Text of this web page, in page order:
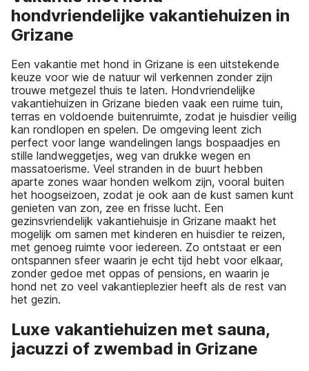
hondvriendelijke vakantiehuizen in
Grizane
Een vakantie met hond in Grizane is een uitstekende
keuze voor wie de natuur wil verkennen zonder zijn
trouwe metgezel thuis te laten. Hondvriendelijke
vakantiehuizen in Grizane bieden vaak een ruime tuin,
terras en voldoende buitenruimte, zodat je huisdier veilig
kan rondlopen en spelen. De omgeving leent zich
perfect voor lange wandelingen langs bospaadjes en
stille landweggetjes, weg van drukke wegen en
massatoerisme. Veel stranden in de buurt hebben
aparte zones waar honden welkom zijn, vooral buiten
het hoogseizoen, zodat je ook aan de kust samen kunt
genieten van zon, zee en frisse lucht. Een
gezinsvriendelijk vakantiehuisje in Grizane maakt het
mogelijk om samen met kinderen en huisdier te reizen,
met genoeg ruimte voor iedereen. Zo ontstaat er een
ontspannen sfeer waarin je echt tijd hebt voor elkaar,
zonder gedoe met oppas of pensions, en waarin je
hond net zo veel vakantieplezier heeft als de rest van
het gezin.
Luxe vakantiehuizen met sauna,
jacuzzi of zwembad in Grizane